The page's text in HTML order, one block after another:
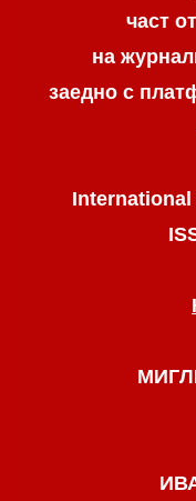
част
на
заедно с